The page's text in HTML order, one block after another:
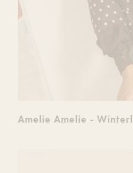
Amelie Amelie -